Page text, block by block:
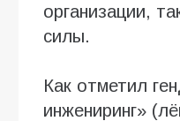
организации,
силы.
Как отметил
инжениринг»